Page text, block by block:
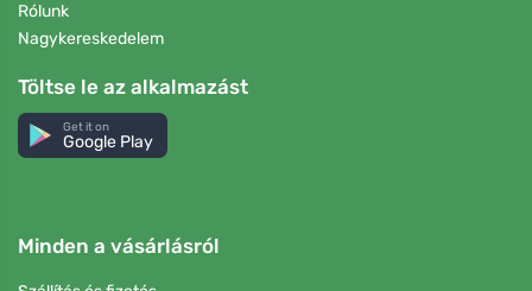
Rólunk
Nagykereskedelem
Töltse le az alkalmazást
Get it on
Google Play
Minden a vásárlásról